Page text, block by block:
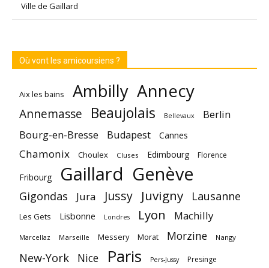
Ville de Gaillard
Où vont les amicoursiens ?
Aix les bains Ambilly Annecy
Annemasse Beaujolais Bellevaux Berlin
Bourg-en-Bresse Budapest Cannes
Chamonix Choulex Cluses Edimbourg Florence
Fribourg Gaillard Genève
Gigondas Jura Jussy Juvigny Lausanne
Les Gets Lisbonne Londres Lyon Machilly
Marcellaz Marseille Messery Morat Morzine Nangy
New-York Nice Paris Pers-Jussy Presinge